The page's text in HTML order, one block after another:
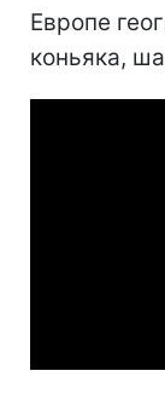
Европе
коньяка,